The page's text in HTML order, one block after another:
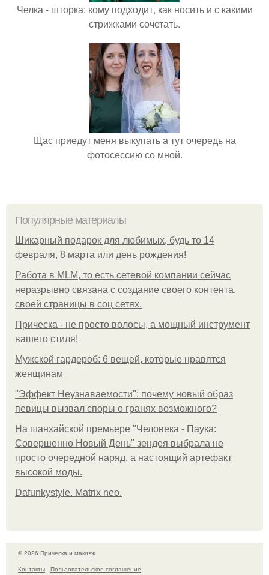
Челка - шторка: кому подходит, как носить и с какими
стрижками сочетать.
Щас приедут меня выкупать а тут очередь на
фотосессию со мной.
Популярные материалы
Шикарный подарок для любимых, будь то 14
февраля, 8 марта или день рождения!
Работа в MLM, то есть сетевой компании сейчас
неразрывно связана с создание своего контента,
своей страницы в соц сетях.
Прическа - не просто волосы, а мощный инструмент
вашего стиля!
Мужской гардероб: 6 вещей, которые нравятся
женщинам
"Эффект Неузнаваемости": почему новый образ
певицы вызвал споры о гранях возможного?
На шанхайской премьере "Человека - Паука:
Совершенно Новый День" зендея выбрала не
просто очередной наряд, а настоящий артефакт
высокой моды.
Dafunkystyle. Matrix neo.
© 2026 Прическа и макияж
Контакты
Пользовательское соглашение